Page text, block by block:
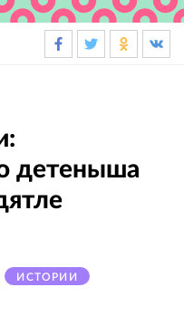
детеныша
ИСТОРИИ